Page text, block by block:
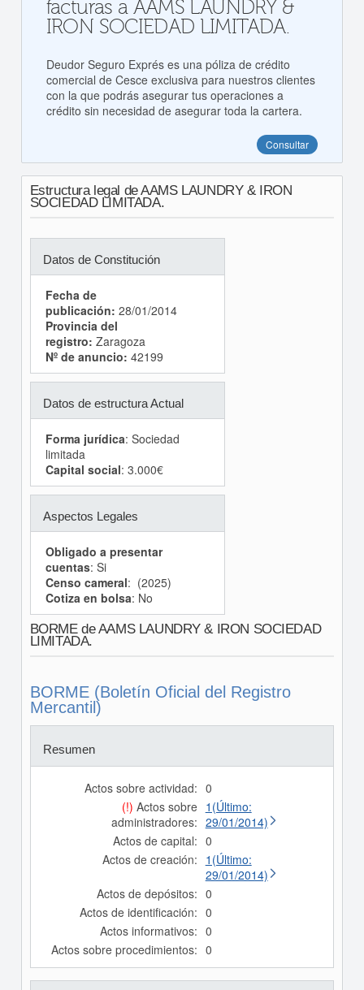
facturas a AAMS LAUNDRY &
IRON SOCIEDAD LIMITADA.
Deudor Seguro Exprés es una póliza de crédito
comercial de Cesce exclusiva para nuestros clientes
con la que podrás asegurar tus operaciones a
crédito sin necesidad de asegurar toda la cartera.
Consultar
Estructura legal de AAMS LAUNDRY & IRON
SOCIEDAD LIMITADA.
Datos de Constitución
Fecha de
publicación: 28/01/2014
Provincia del
registro: Zaragoza
Nº de anuncio: 42199
Datos de estructura Actual
Forma jurídica: Sociedad
limitada
Capital social: 3.000€
Aspectos Legales
Obligado a presentar
cuentas: Si
Censo cameral: (2025)
Cotiza en bolsa: No
BORME de AAMS LAUNDRY & IRON SOCIEDAD
LIMITADA.
BORME (Boletín Oficial del Registro
Mercantil)
Resumen
Actos sobre actividad: 0
(!) Actos sobre
administradores:
1(Último:
29/01/2014)
Actos de capital: 0
Actos de creación: 1(Último:
29/01/2014)
Actos de depósitos: 0
Actos de identificación: 0
Actos informativos: 0
Actos sobre procedimientos: 0